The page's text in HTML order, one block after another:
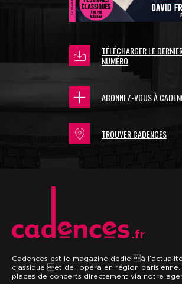
TÉLÉCHARGER LE
NUMÉRO
ABONNEZ-VOUS À
TROUVER CADENCES
.fr
Cadences est le magazine dédié à
classique et de l’opéra en région parisienne.
places de concerts directement via notre